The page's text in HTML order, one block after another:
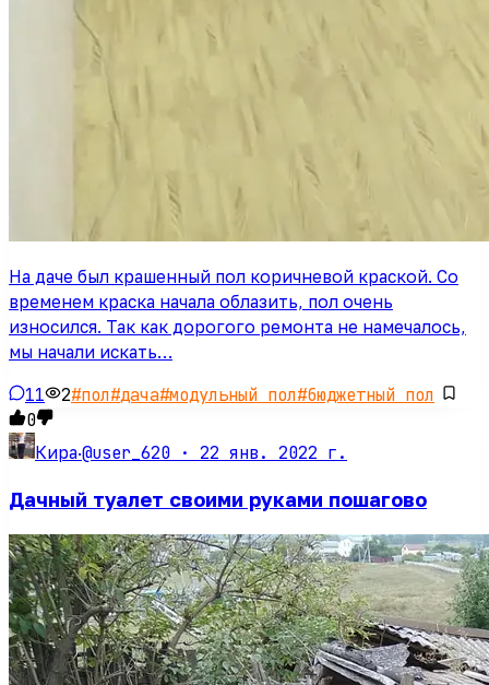
На даче был крашенный пол коричневой краской. Со
временем краска начала облазить, пол очень
износился. Так как дорогого ремонта не намечалось,
мы начали искать…
11 2#пол#дача#модульный пол#бюджетный пол
0
Кира·@user_620 · 22 янв. 2022 г.
Дачный туалет своими руками пошагово